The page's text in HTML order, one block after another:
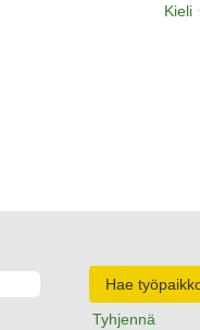
Kieli
Tyhjennä